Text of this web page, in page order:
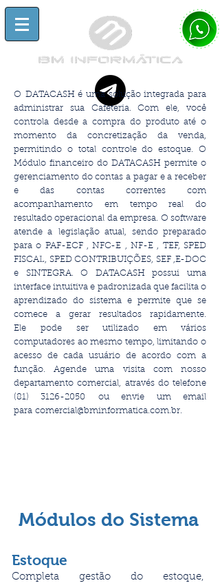
O DATACASH é uma solução integrada para
administrar sua Cafeteria. Com ele, você
controla desde a compra do produto até o
momento da concretização da venda,
permitindo o total controle do estoque. O
Módulo financeiro do DATACASH permite o
gerenciamento do contas a pagar e a receber
e das contas correntes com
acompanhamento em tempo real do
resultado operacional da empresa. O software
atende a legislação atual, sendo preparado
para o PAF-ECF , NFC-E , NF-E , TEF, SPED
FISCAL, SPED CONTRIBUIÇÕES, SEF ,E-DOC
e SINTEGRA.
O DATACASH possui uma
interface intuitiva e padronizada que facilita o
aprendizado do sistema e permite que se
comece a gerar resultados rapidamente.
Elepode ser utilizado em vários
computadores ao mesmo tempo, limitando o
acesso de cada usuário de acordo com a
função.Agende uma visita com nosso
departamento comercial, através do telefone
(81) 3126-2050
ou envie um email
para comercial@bminformatica.com.br.
Módulos do Sistema
Estoque
Completa gestão do estoque,